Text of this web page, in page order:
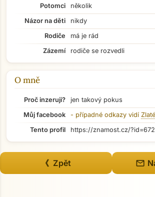
Potomci
několik
Názor na děti
nikdy
Rodiče
má je rád
Zázemí
rodiče se rozvedli
O mně
Proč inzeruji?
jen takový pokus
Můj facebook
- případné odkazy vidí
Tento profil
https://znamost.cz/
《 Zpět mail